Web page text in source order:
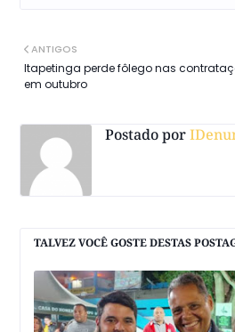
ANTIGOS
Itapetinga perde fôlego nas
em outubro
Postado por
TALVEZ VOCÊ GOSTE DESTAS